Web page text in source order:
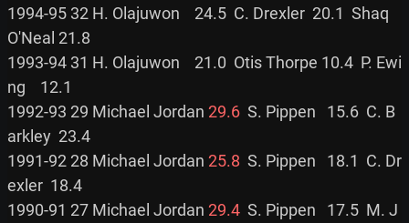
1994-95 32 H. Olajuwon    24.5  C. Drexler  20.1  Shaq
O'Neal 21.8
1993-94 31 H. Olajuwon    21.0  Otis Thorpe 10.4  P. Ewi
ng    12.1
1992-93 29 Michael Jordan 29.6
  S. Pippen   15.6  C. B
arkley  23.4
1991-92 28 Michael Jordan 25.8
  S. Pippen   18.1  C. Dr
exler  18.4
1990-91 27 Michael Jordan 29.4
  S. Pippen   17.5  M. J